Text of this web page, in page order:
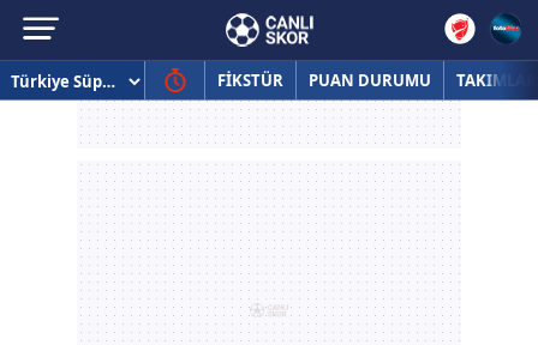
FİKSTÜR PUAN DURUMU TAKIMLAR